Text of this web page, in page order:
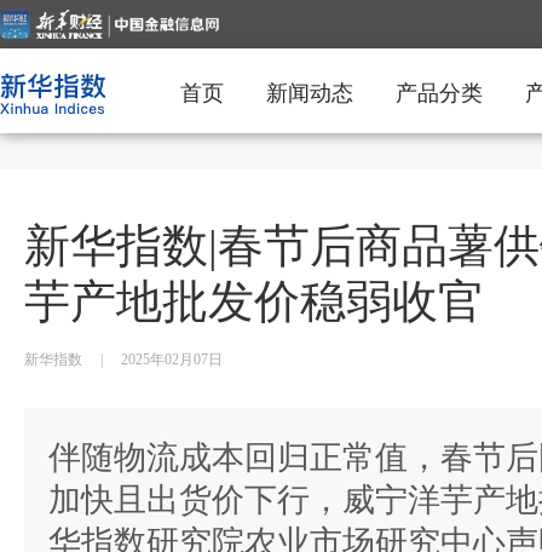
首页 新闻动态 产品分类
新华指数|春节后商品薯
芋产地批发价稳弱收官
新华指数 2025年02月07日
伴随物流成本回归正常值，春节
加快且出货价下行，威宁洋芋产
华指数研究院农业市场研究中心